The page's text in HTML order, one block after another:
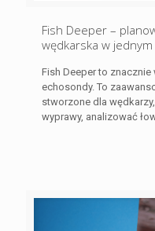
Fish Deeper –
wędkarska w jednym
Fish Deeper to
echosondy. To
stworzone dla
wyprawy, analizować